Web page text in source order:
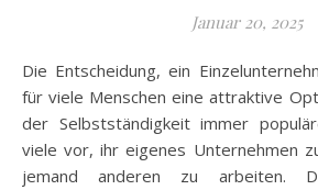
Januar 20, 2025
Die Entscheidung, ein Einzelunternehmen zu gründen, ist
für viele Menschen eine attraktive
der Selbstständigkeit immer
viele vor, ihr eigenes Unternehmen
jemand anderen zu arbeiten.